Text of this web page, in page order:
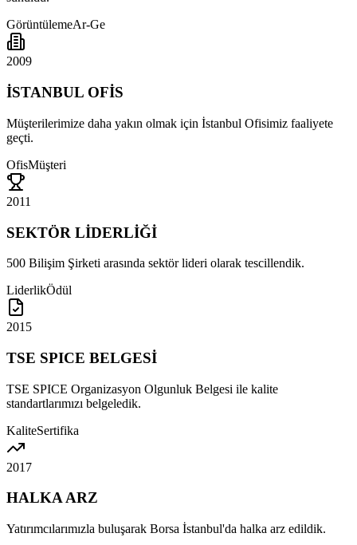
GörüntülemeAr-Ge
2009
İSTANBUL OFİS
Müşterilerimize daha yakın olmak için İstanbul Ofisimiz faaliyete
geçti.
OfisMüşteri
2011
SEKTÖR LİDERLİĞİ
500 Bilişim Şirketi arasında sektör lideri olarak tescillendik.
LiderlikÖdül
2015
TSE SPICE BELGESİ
TSE SPICE Organizasyon Olgunluk Belgesi ile kalite
standartlarımızı belgeledik.
KaliteSertifika
2017
HALKA ARZ
Yatırımcılarımızla buluşarak Borsa İstanbul'da halka arz edildik.